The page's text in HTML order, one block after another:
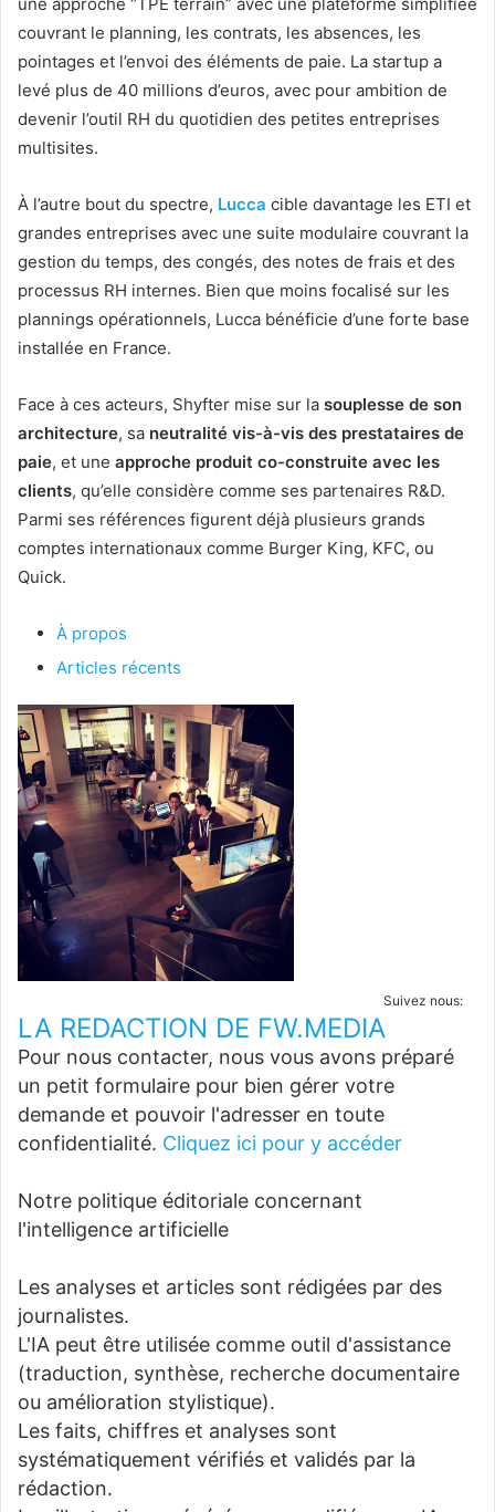
couvrant le planning, les contrats, les absences, les
pointages et l’envoi des éléments de paie. La startup a
levé plus de 40 millions d’euros, avec pour ambition de
devenir l’outil RH du quotidien des petites entreprises
multisites.
À l’autre bout du spectre, Lucca cible davantage les ETI et
grandes entreprises avec une suite modulaire couvrant la
gestion du temps, des congés, des notes de frais et des
processus RH internes. Bien que moins focalisé sur les
plannings opérationnels, Lucca bénéficie d’une forte base
installée en France.
Face à ces acteurs, Shyfter mise sur la souplesse de son
architecture, sa neutralité vis-à-vis des prestataires de
paie, et une approche produit co-construite avec les
clients, qu’elle considère comme ses partenaires R&D.
Parmi ses références figurent déjà plusieurs grands
comptes internationaux comme Burger King, KFC, ou
Quick.
À propos
Articles récents
Suivez nous:
LA REDACTION DE FW.MEDIA
Pour nous contacter, nous vous avons préparé
un petit formulaire pour bien gérer votre
demande et pouvoir l'adresser en toute
confidentialité. Cliquez ici pour y accéder
Notre politique éditoriale concernant
l'intelligence artificielle
Les analyses et articles sont rédigées par des
journalistes.
L'IA peut être utilisée comme outil d'assistance
(traduction, synthèse, recherche documentaire
ou amélioration stylistique).
Les faits, chiffres et analyses sont
systématiquement vérifiés et validés par la
rédaction.